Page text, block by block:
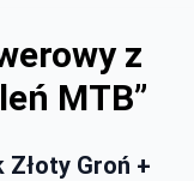
z
MTB”
Złoty Groń +